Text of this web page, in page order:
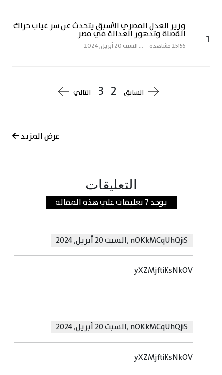
1
وزير العدل المصري الأسبق يتحدث عن سر غياب حراك
القضاة وتدهور العدالة في مصر
25156 مشاهدة ...السبت 20 أبريل, 2024
السابق 2
3 التالي
عرض المزيد
التعليقات
يوجد 7 تعليقات علي هذه المقالة
nOKkMCqUhQjiS
, السبت 20 أبريل, 2024
yXZMjftiKsNkOV
nOKkMCqUhQjiS
, السبت 20 أبريل, 2024
yXZMjftiKsNkOV